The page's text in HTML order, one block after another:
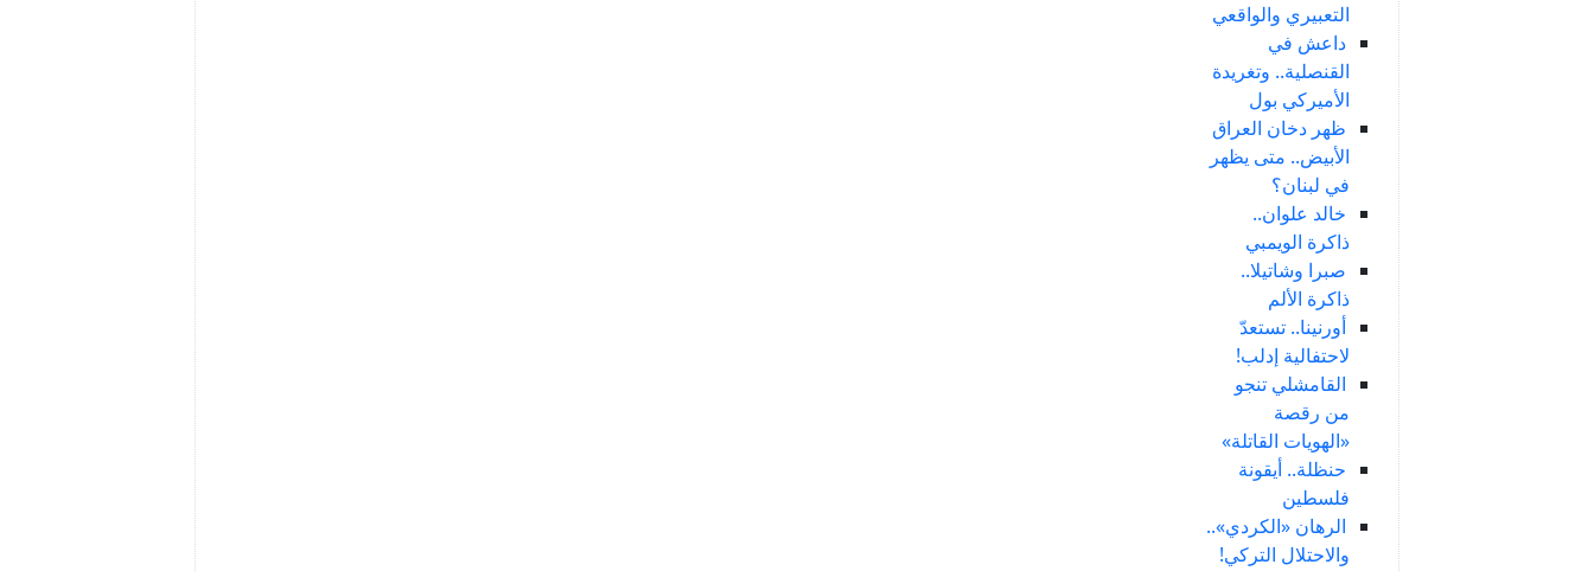
التعبيري والواقعي
داعش في
القنصلية.. وتغريدة
الأميركي بول
ظهر دخان العراق
الأبيض.. متى يظهر
في لبنان؟
خالد علوان..
ذاكرة الويمبي
صبرا وشاتيلا..
ذاكرة الألم
أورنينا.. تستعدّ
لاحتفالية إدلب!
القامشلي تنجو
من رقصة
«الهويات القاتلة»
حنظلة.. أيقونة
فلسطين
الرهان «الكردي»..
والاحتلال التركي!